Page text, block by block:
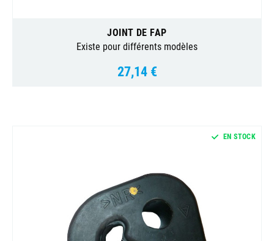
JOINT DE FAP
Existe pour différents modèles
Prix
27,14 €
EN STOCK